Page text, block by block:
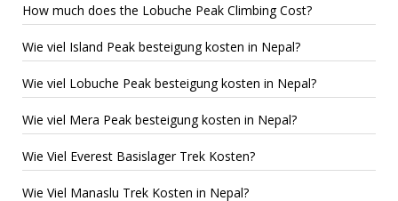
How much does the Lobuche Peak Climbing Cost?
Wie viel Island Peak besteigung kosten in Nepal?
Wie viel Lobuche Peak besteigung kosten in Nepal?
Wie viel Mera Peak besteigung kosten in Nepal?
Wie Viel Everest Basislager Trek Kosten?
Wie Viel Manaslu Trek Kosten in Nepal?